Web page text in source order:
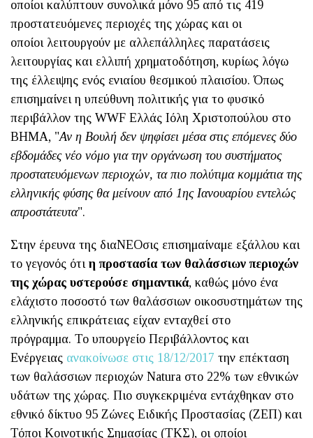
οποίοι καλύπτουν συνολικά μόνο 95 από τις 419
προστατευόμενες περιοχές της χώρας και οι
οποίοι λειτουργούν με αλλεπάλληλες παρατάσεις
λειτουργίας και ελλιπή χρηματοδότηση, κυρίως λόγω
της έλλειψης ενός ενιαίου θεσμικού πλαισίου. Όπως
επισημαίνει η υπεύθυνη πολιτικής για το φυσικό
περιβάλλον της WWF Ελλάς Ιόλη Χριστοπούλου στο
ΒΗΜΑ, "Αν η Βουλή δεν ψηφίσει μέσα στις επόμενες δύο
εβδομάδες νέο νόμο για την οργάνωση του συστήματος
προστατευόμενων περιοχών, τα πιο πολύτιμα κομμάτια της
ελληνικής φύσης θα μείνουν από 1ης Ιανουαρίου εντελώς
απροστάτευτα".
Στην έρευνα της διαΝΕΟσις επισημαίναμε εξάλλου και
το γεγονός ότι η προστασία των θαλάσσιων περιοχών
της χώρας υστερούσε σημαντικά, καθώς μόνο ένα
ελάχιστο ποσοστό των θαλάσσιων οικοσυστημάτων της
ελληνικής επικράτειας είχαν ενταχθεί στο
πρόγραμμα. Το υπουργείο Περιβάλλοντος και
Ενέργειας ανακοίνωσε στις 18/12/2017 την επέκταση
των θαλάσσιων περιοχών Νatura στο 22% των εθνικών
υδάτων της χώρας. Πιο συγκεκριμένα εντάχθηκαν στο
εθνικό δίκτυο 95 Ζώνες Ειδικής Προστασίας (ZEΠ) και
Τόποι Κοινοτικής Σημασίας (ΤΚΣ), οι οποίοι